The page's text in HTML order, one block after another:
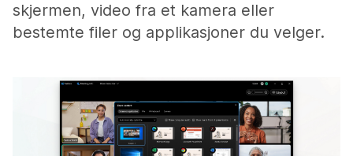
skjermen, video fra et kamera eller
bestemte filer og applikasjoner du velger.